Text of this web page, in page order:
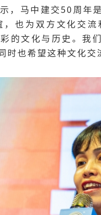
，马中建交50周年
也为双方文化交
的文化与历史。我
也希望这种文化交